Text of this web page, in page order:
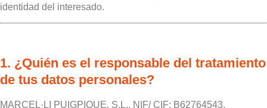
identidad del interesado.
1. ¿Quién es el responsable del tratamiento
de tus datos personales?
MARCEL·LI PUIGPIQUE, S.L., NIF/ CIF: B62764543,